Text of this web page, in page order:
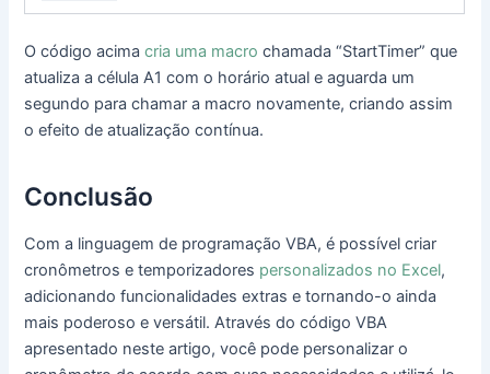
O código acimacria uma macro chamada “StartTimer” que
atualiza a célula A1 com o horário atual e aguarda um
segundo para chamar a macro novamente, criando assim
o efeito de atualização contínua.
Conclusão
Com a linguagem de programação VBA, é possível criar
cronômetros e temporizadores personalizados no Excel,
adicionando funcionalidades extras e tornando-o ainda
mais poderoso e versátil. Através do código VBA
apresentado neste artigo, você pode personalizar o